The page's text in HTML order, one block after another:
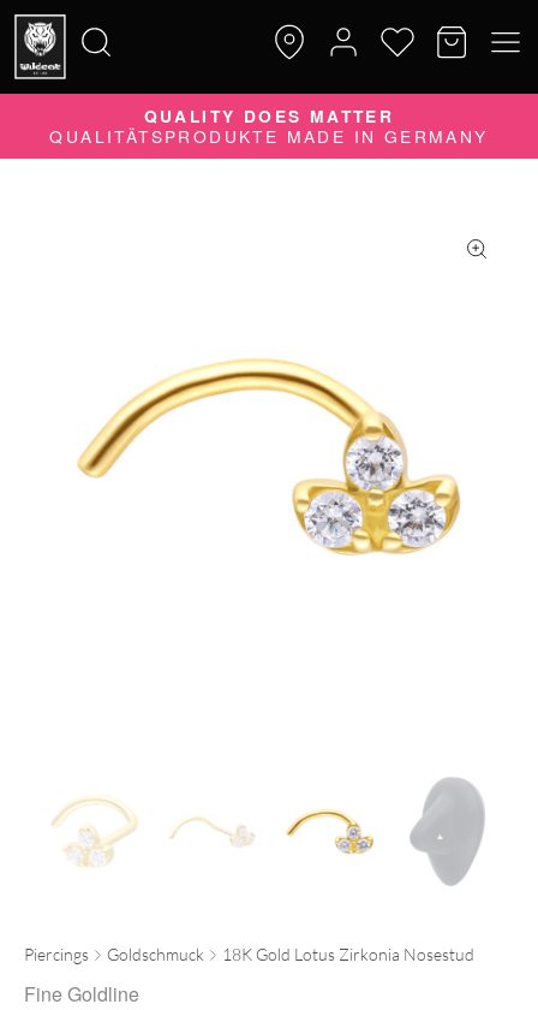
Suche
nach:
QUALITY DOES MATTER
QUALITÄTSPRODUKTE MADE IN GERMANY
Piercings Goldschmuck 18K Gold Lotus Zirkonia Nosestud
Fine Goldline